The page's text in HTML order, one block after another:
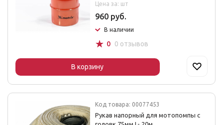
Цена за: шт
960 руб.
В наличии
☆ 0 0 отзывов
В корзину
Код товара: 00077453
Рукав напорный для мотопомпы с